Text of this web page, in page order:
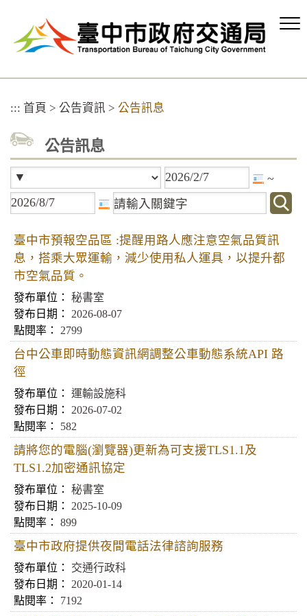
容
::: 首頁 > 公告資訊 > 公告訊息
公告訊息
~
臺中市預報空品區 :提醒用路人應注意空氣品質訊
息，搭乘大眾運輸，減少使用私人運具，以提升都
市空氣品質。
秘書室
2026-08-07
2799
台中公車即時動態資訊網調整公車動態系統API 路
徑
運輸設施科
2026-07-02
582
請將您的電腦(瀏覽器)更新為可支援TLS1.1及
TLS1.2加密通訊協定
秘書室
2025-10-09
899
臺中市政府提供夜間電話法律諮詢服務
交通行政科
2020-01-14
7192